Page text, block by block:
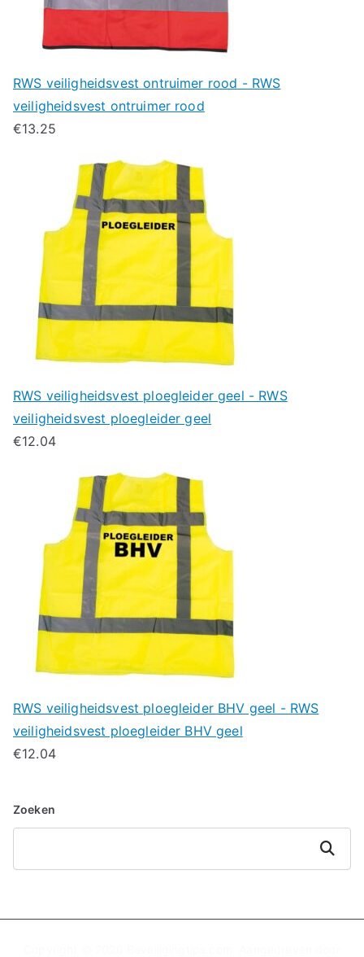
RWS veiligheidsvest ontruimer rood - RWS
veiligheidsvest ontruimer rood
€13.25
RWS veiligheidsvest ploegleider geel - RWS
veiligheidsvest ploegleider geel
€12.04
RWS veiligheidsvest ploegleider BHV geel - RWS
veiligheidsvest ploegleider BHV geel
€12.04
Zoeken
Zoeken